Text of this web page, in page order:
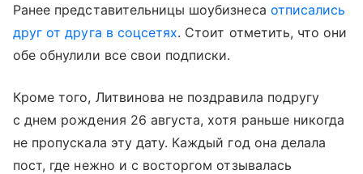
Ранее представительницы шоубизнеса отписались
друг от друга в соцсетях. Стоит отметить, что они
обе обнулили все свои подписки.
Кроме того, Литвинова не поздравила подругу
с днем рождения 26 августа, хотя раньше никогда
не пропускала эту дату. Каждый год она делала
пост, где нежно и с восторгом отзывалась